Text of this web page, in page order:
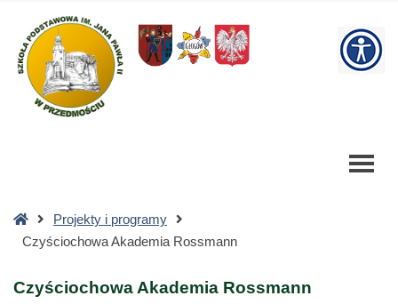
Akademia
Rossmann
Szkoła
Podstawowa
Strona
główna
Projekty i programy
Czyściochowa Akademia Rossmann
Czyściochowa Akademia Rossmann